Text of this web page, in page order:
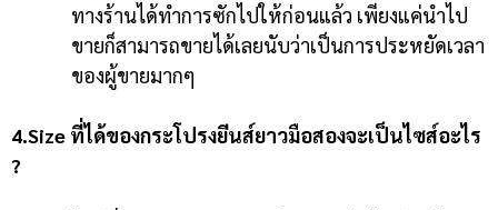
ทางร้านได้ทำการซักไปให้ก่อนแล้ว เพียงแค่นำไป
ขายก็สามารถขายได้เลยนับว่าเป็นการประหยัดเวลา
ของผู้ขายมากๆ
4.Size ที่ได้ของกระโปรงยีนส์ยาวมือสองจะเป็นไซส์อะไร
?